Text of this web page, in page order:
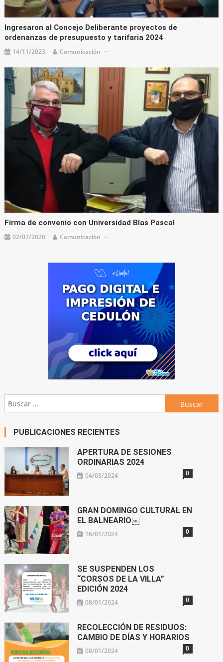
Ingresaron al Concejo Deliberante proyectos de
ordenanzas de presupuesto y tarifaria 2024
14/11/2023 Comunicación
Firma de convenio con Universidad Blas Pascal
02/07/2020 Comunicación
Buscar:
PUBLICACIONES RECIENTES
APERTURA DE SESIONES
ORDINARIAS 2024
04/03/2024 0
GRAN DOMINGO CULTURAL EN
EL BALNEARIO￼
16/01/2024 0
SE SUSPENDEN LOS
“CORSOS DE LA VILLA”
EDICIÓN 2024
08/01/2024 0
RECOLECCIÓN DE RESIDUOS:
CAMBIO DE DÍAS Y HORARIOS
08/01/2024 0